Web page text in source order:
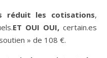
réduit les cotisations,
ET OUI OUI, certain.es
» de 108 €.